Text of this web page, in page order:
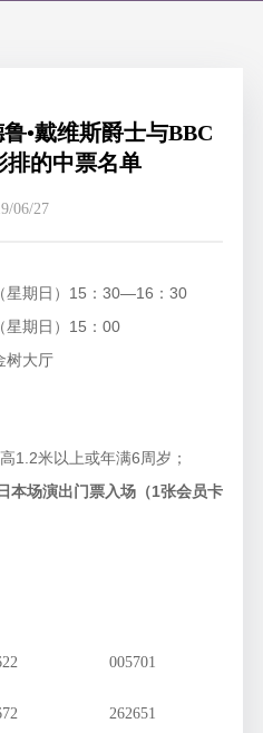
•戴维斯爵士与BBC
排的中票名单
06/27
星期日） 15 ： 30—16 ： 30
星期日） 15 ： 00
树大厅
1.2米以上或年满6 周岁；
日本场演出门票入场（1张会员卡
005701
262651